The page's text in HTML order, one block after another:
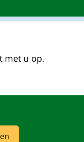
met u op.